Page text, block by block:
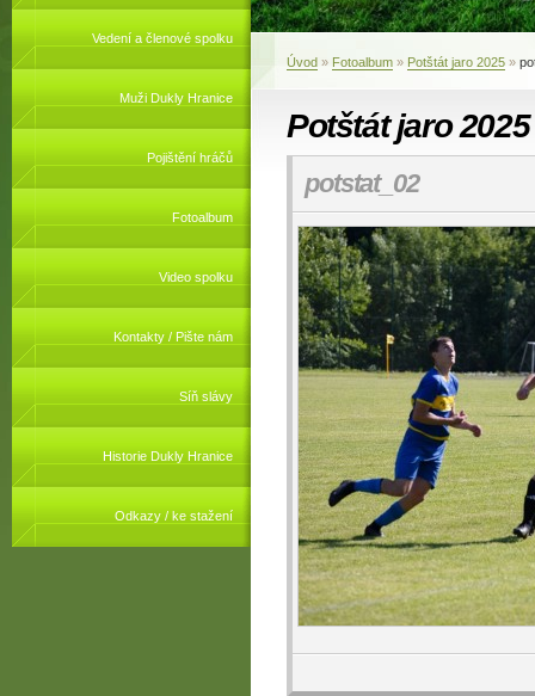
Vedení a členové spolku
Muži Dukly Hranice
Pojištění hráčů
Fotoalbum
Video spolku
Kontakty / Pište nám
Síň slávy
Historie Dukly Hranice
Odkazy / ke stažení
Úvod » Fotoalbum » Potštát jaro 2025 »
Potštát jaro 2025
potstat_02